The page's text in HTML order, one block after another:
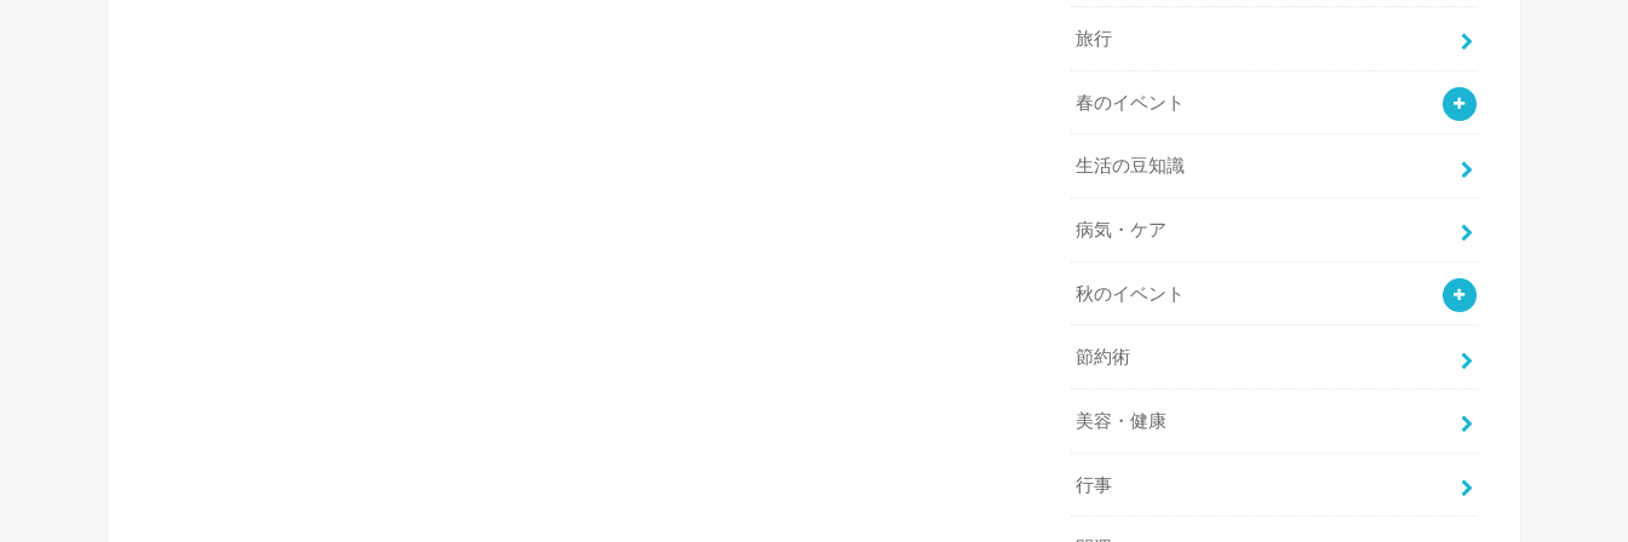
旅行
春のイベント
生活の豆知識
病気・ケア
秋のイベント
節約術
美容・健康
行事